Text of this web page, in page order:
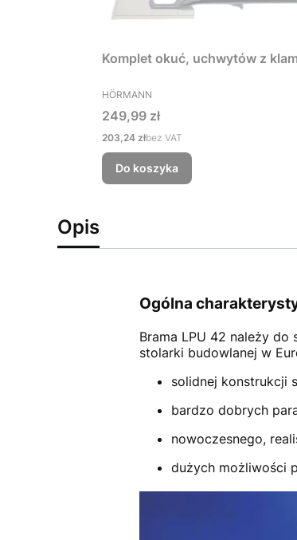
Komplet okuć, uchwytów z
PRODUCENT
HÖRMANN
Cena
249,99 zł
Cena
203,24 złbez VAT
Do koszyka
Opis
Ogólna
Brama LPU 42 należy do
stolarki budowlanej w
solidnej konstrukcji
bardzo dobrych
nowoczesnego,
dużych możliwości